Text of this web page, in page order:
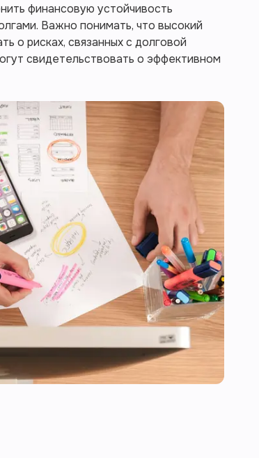
финансовую устойчивость
Важно понимать, что высокий
о рисках, связанных с долговой
свидетельствовать о эффективном